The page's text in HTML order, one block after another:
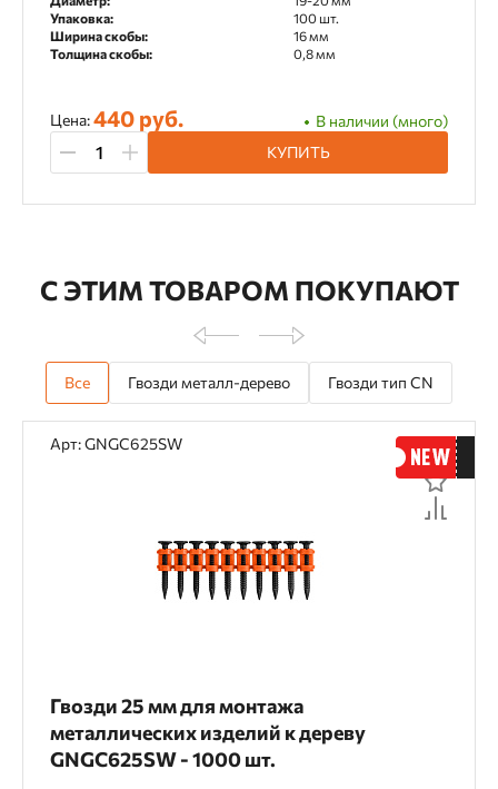
Упаковка:
100 шт.
Ширина скобы:
16 мм
Толщина скобы:
0,8 мм
Цена:440 руб.
В наличии (много)
КУПИТЬ
С ЭТИМ ТОВАРОМ ПОКУПАЮТ
Все Гвозди металл-дерево Гвозди тип CN
Арт: GNGC625SW
Гвозди 25 мм для монтажа
металлических изделий к дереву
GNGC625SW - 1000 шт.